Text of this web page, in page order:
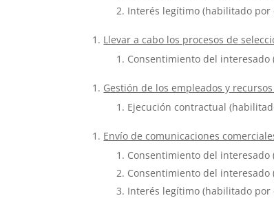
Interés legítimo (habilitado por
Llevar a cabo los procesos de
Consentimiento del interesado
Gestión de los empleados y
Ejecución contractual
Envío de comunicaciones
Consentimiento del interesado
Consentimiento del interesado
Interés legítimo (habilitado por